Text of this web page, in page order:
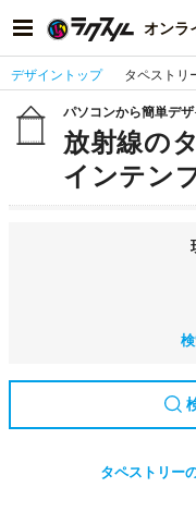
オンラ
デザイントップ タペストリ
パソコンから簡単デ
放射線の
インテン
タペストリー